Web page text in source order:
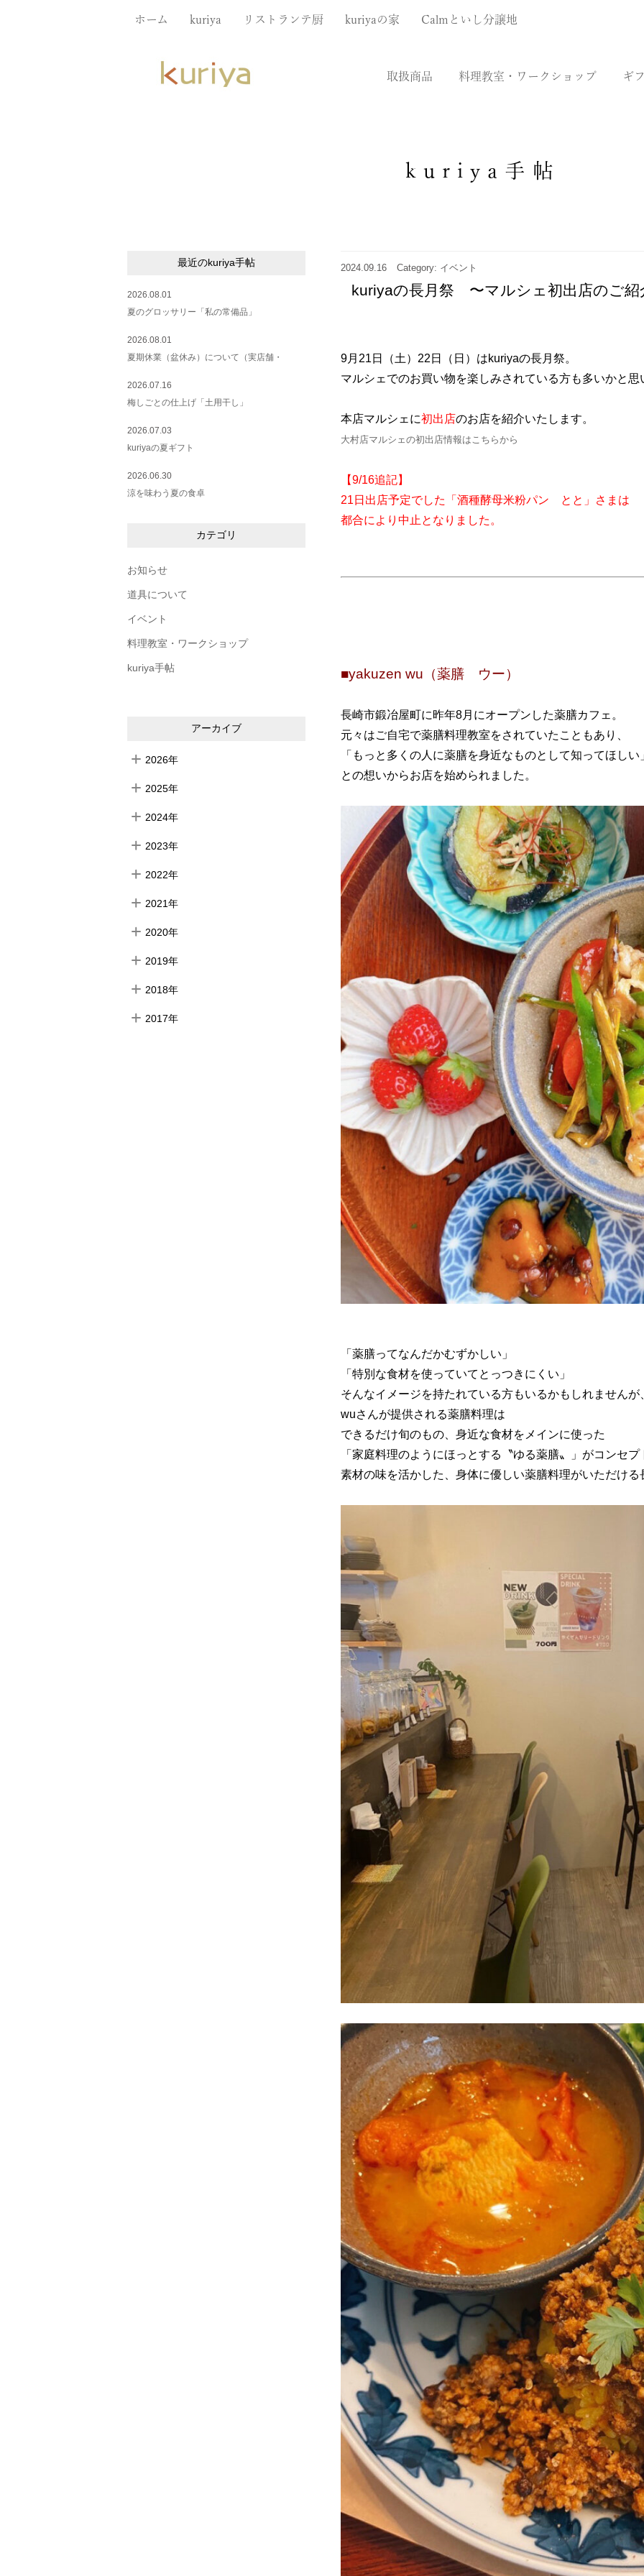
ホーム kuriya リストランテ厨 kuriyaの家 Calmといし分譲地
取扱商品 料理教室・ワークショップ ギ
kuriya手帖
2024.09.16 Category: イベント
kuriyaの長月祭 〜マルシェ初出店のご紹
9月21日（土）22日（日）はkuriyaの長月祭。
マルシェでのお買い物を楽しみされている方も多いかと思
本店マルシェに初出店のお店を紹介いたします。
大村店マルシェの初出店情報はこちらから
【9/16追記】
21日出店予定でした「酒種酵母米粉パン とと」さまは
都合により中止となりました。
■yakuzen wu（薬膳 ウー）
長崎市鍛冶屋町に昨年8月にオープンした薬膳カフェ。
元々はご自宅で薬膳料理教室をされていたこともあり、
「もっと多くの人に薬膳を身近なものとして知ってほしい
との想いからお店を始められました。
「薬膳ってなんだかむずかしい」
「特別な食材を使っていてとっつきにくい」
そんなイメージを持たれている方もいるかもしれませんが
wuさんが提供される薬膳料理は
できるだけ旬のもの、身近な食材をメインに使った
「家庭料理のようにほっとする〝ゆる薬膳〟」がコンセプ
素材の味を活かした、身体に優しい薬膳料理がいただけ
最近のkuriya手帖
2026.08.01
夏のグロッサリー「私の常備品」
2026.08.01
夏期休業（盆休み）について（実店舗・
2026.07.16
梅しごとの仕上げ「土用干し」
2026.07.03
kuriyaの夏ギフト
2026.06.30
涼を味わう夏の食卓
カテゴリ
お知らせ
道具について
イベント
料理教室・ワークショップ
kuriya手帖
アーカイブ
2026年
2025年
2024年
2023年
2022年
2021年
2020年
2019年
2018年
2017年